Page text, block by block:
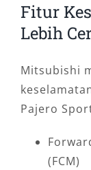
Fitur
Lebih
Mitsubishi
Pajero
(FCM)